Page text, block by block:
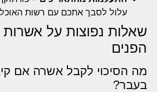
עלול לסבך אתכם עם רשות
שאלות נפוצות על
הפנים
מה הסיכוי לקבל אשרה אם
בעבר?